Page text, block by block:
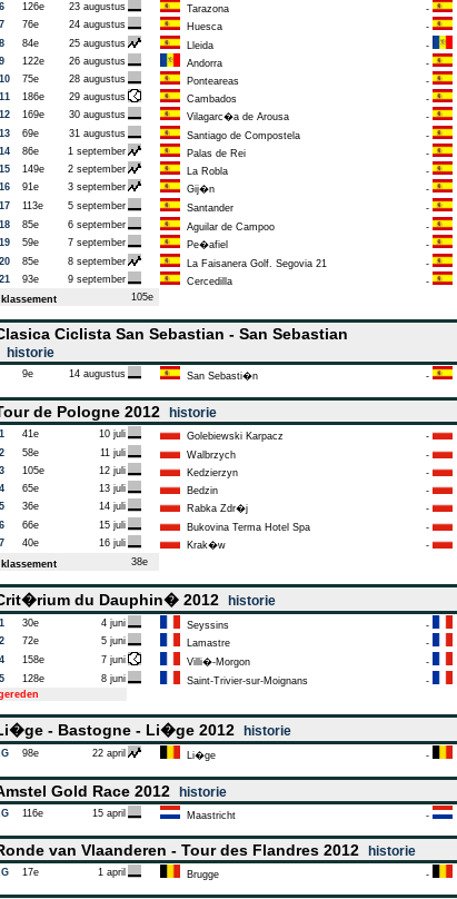
126e 23 augustus Tarazona -
76e 24 augustus Huesca -
84e 25 augustus Lleida -
122e 26 augustus Andorra -
75e 28 augustus Ponteareas -
186e 29 augustus Cambados -
169e 30 augustus Vilagarc�a de Arousa -
69e 31 augustus Santiago de Compostela -
86e 1 september Palas de Rei -
149e 2 september La Robla -
91e 3 september Gij�n -
113e 5 september Santander -
85e 6 september Aguilar de Campoo -
59e 7 september Pe�afiel -
85e 8 september La Faisanera Golf. Segovia 21 -
93e 9 september Cercedilla -
105e
Ciclista San Sebastian - San Sebastian
historie
9e 14 augustus San Sebasti�n -
de Pologne 2012 historie
41e 10 juli Golebiewski Karpacz -
58e 11 juli Walbrzych -
105e 12 juli Kedzierzyn -
65e 13 juli Bedzin -
36e 14 juli Rabka Zdr�j -
66e 15 juli Bukovina Terma Hotel Spa -
40e 16 juli Krak�w -
38e
du Dauphin� 2012 historie
30e 4 juni Seyssins -
72e 5 juni Lamastre -
158e 7 juni Villi�-Morgon -
128e 8 juni Saint-Trivier-sur-Moignans -
- Bastogne - Li�ge 2012 historie
98e 22 april Li�ge -
Gold Race 2012 historie
116e 15 april Maastricht -
van Vlaanderen - Tour des Flandres 2012 historie
17e 1 april Brugge -